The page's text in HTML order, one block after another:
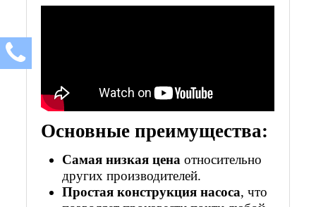
Основные преимущества:
Самая низкая цена относительно
других производителей.
Простая конструкция насоса, что